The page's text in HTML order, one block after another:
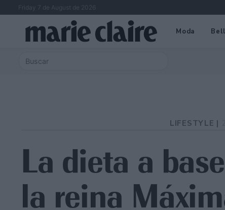
Friday 7 de August de 2026
Moda
LIFESTYLE |
La dieta a
la reina